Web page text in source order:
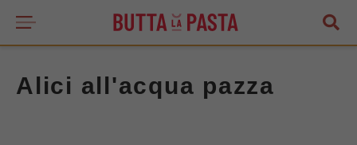
Alici all'acqua pazza